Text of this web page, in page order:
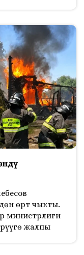
өрт чыкты.
министрлиги
жалпы